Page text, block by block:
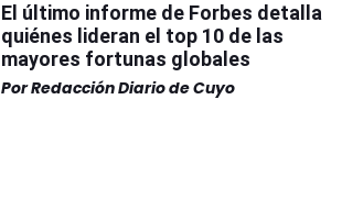
El último informe de Forbes detalla
quiénes lideran el top 10 de las
mayores fortunas globales
PorRedacción Diario de Cuyo